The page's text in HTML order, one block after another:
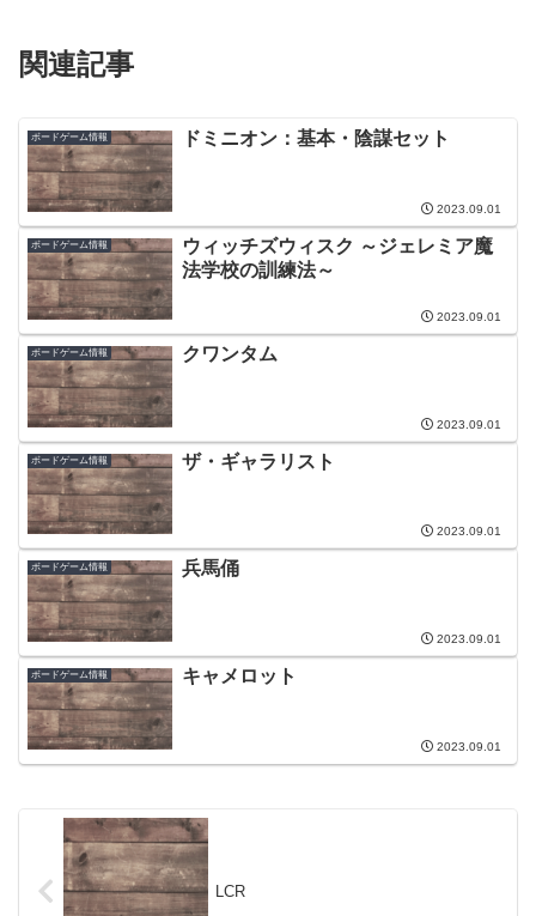
関連記事
ボードゲーム情報 ドミニオン：基本・陰謀セット
2023.09.01
ボードゲーム情報
ウィッチズウィスク ～ジェレミア魔
法学校の訓練法～
2023.09.01
ボードゲーム情報 クワンタム
2023.09.01
ボードゲーム情報 ザ・ギャラリスト
2023.09.01
ボードゲーム情報 兵馬俑
2023.09.01
ボードゲーム情報 キャメロット
2023.09.01
LCR